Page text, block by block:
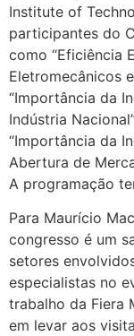
Institute of
participantes do
como “Eficiência
Eletromecânicos
“Importância da
Indústria
“Importância da
Abertura de
A programação
Para Maurício
congresso é um
setores
especialistas no
trabalho da Fiera
em levar aos